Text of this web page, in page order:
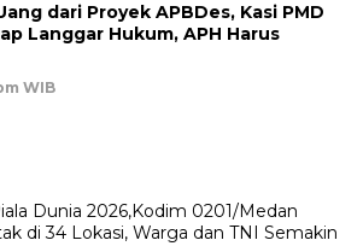
dari Proyek APBDes, Kasi PMD
Langgar Hukum, APH Harus
WIB